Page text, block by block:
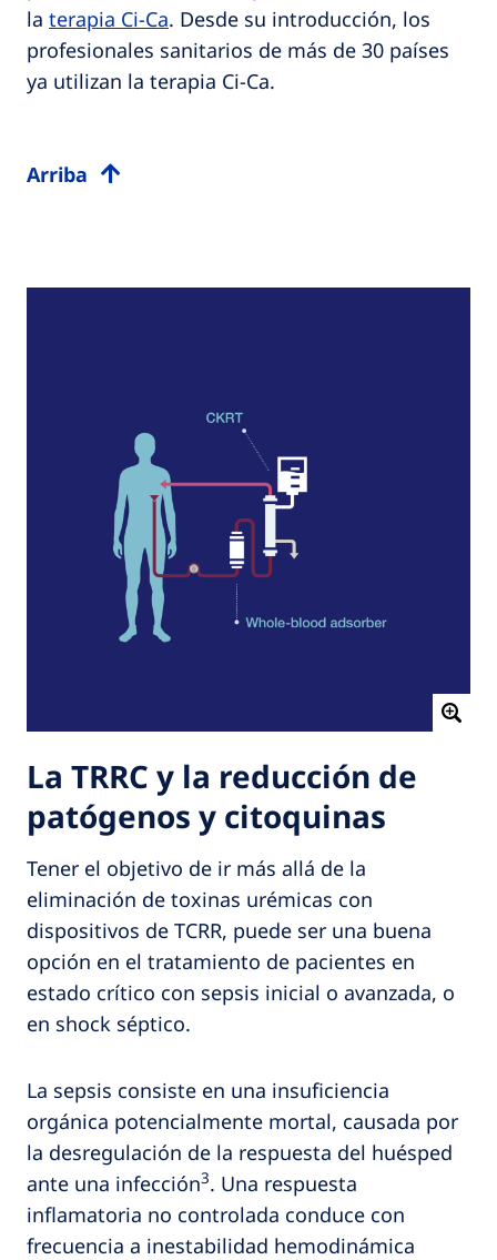
la terapia Ci-Ca. Desde su introducción, los
profesionales sanitarios de más de 30 países
ya utilizan la terapia Ci-Ca.
Arriba
La TRRC y la reducción de
patógenos y citoquinas
Tener el objetivo de ir más allá de la
eliminación de toxinas urémicas con
dispositivos de TCRR, puede ser una buena
opción en el tratamiento de pacientes en
estado crítico con sepsis inicial o avanzada, o
en shock séptico.
La sepsis consiste en una insuficiencia
orgánica potencialmente mortal, causada por
la desregulación de la respuesta del huésped
ante una infección3. Una respuesta
inflamatoria no controlada conduce con
frecuencia a inestabilidad hemodinámica